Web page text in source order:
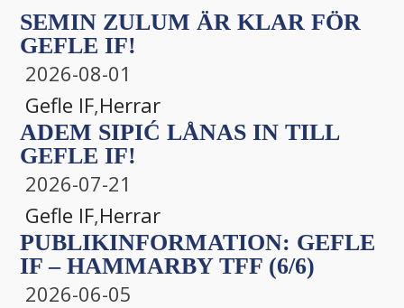
SEMIN ZULUM ÄR KLAR FÖR
GEFLE IF!
2026-08-01
Gefle IF,Herrar
ADEM SIPIĆ LÅNAS IN TILL
GEFLE IF!
2026-07-21
Gefle IF,Herrar
PUBLIKINFORMATION: GEFLE
IF – HAMMARBY TFF (6/6)
2026-06-05